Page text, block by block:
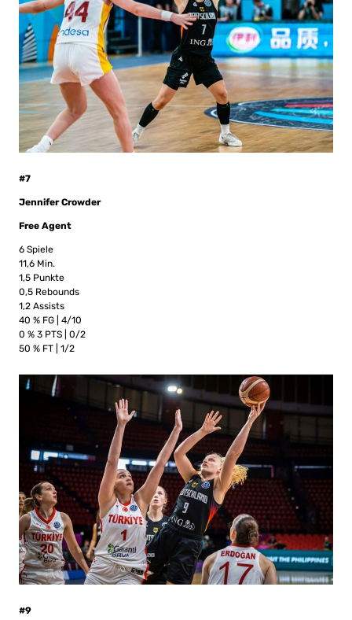
#7
Jennifer Crowder
Free Agent
6 Spiele
11,6 Min.
1,5 Punkte
0,5 Rebounds
1,2 Assists
40 % FG | 4/10
0 % 3 PTS | 0/2
50 % FT | 1/2
#9